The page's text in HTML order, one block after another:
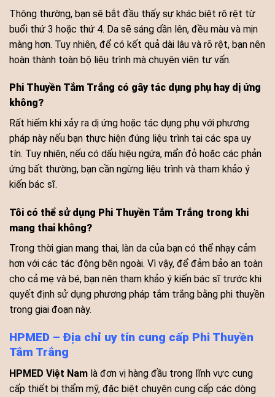
Thông thường, bạn sẽ bắt đầu thấy sự khác biệt rõ rệt từ
buổi thứ 3 hoặc thứ 4. Da sẽ sáng dần lên, đều màu và mịn
màng hơn. Tuy nhiên, để có kết quả dài lâu và rõ rệt, bạn nên
hoàn thành toàn bộ liệu trình mà chuyên viên tư vấn.
Phi Thuyền Tắm Trắng có gây tác dụng phụ hay dị ứng
không?
Rất hiếm khi xảy ra dị ứng hoặc tác dụng phụ với phương
pháp này nếu bạn thực hiện đúng liệu trình tại các spa uy
tín. Tuy nhiên, nếu có dấu hiệu ngứa, mẩn đỏ hoặc các phản
ứng bất thường, bạn cần ngừng liệu trình và tham khảo ý
kiến bác sĩ.
Tôi có thể sử dụng Phi Thuyền Tắm Trắng trong khi
mang thai không?
Trong thời gian mang thai, làn da của bạn có thể nhạy cảm
hơn với các tác động bên ngoài. Vì vậy, để đảm bảo an toàn
cho cả mẹ và bé, bạn nên tham khảo ý kiến bác sĩ trước khi
quyết định sử dụng phương pháp tắm trắng bằng phi thuyền
trong giai đoạn này.
HPMED – Địa chỉ uy tín cung cấp Phi Thuyền
Tắm Trắng
HPMED Việt Nam là đơn vị hàng đầu trong lĩnh vực cung
cấp thiết bị thẩm mỹ, đặc biệt chuyên cung cấp các dòng